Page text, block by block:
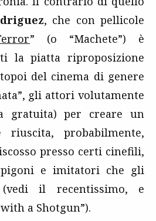
, che con pellicole
” (o “Machete”) è
la piatta riproposizione
del cinema di genere
gli attori volutamente
gratuita) per creare un
riuscita, probabilmente,
presso certi cinefili,
e imitatori che gli
il recentissimo, e
a Shotgun”).